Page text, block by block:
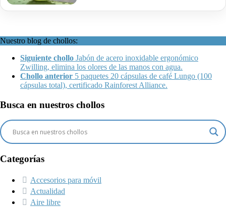
Nuestro blog de chollos:
Siguiente chollo Jabón de acero inoxidable ergonómico
Zwilling, elimina los olores de las manos con agua.
Chollo anterior 5 paquetes 20 cápsulas de café Lungo (100
cápsulas total), certificado Rainforest Alliance.
Busca en nuestros chollos
Categorías
Accesorios para móvil
Actualidad
Aire libre